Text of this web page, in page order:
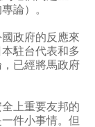
論）。
政府的反應來
駐台代表和多
已經將馬政府
上重要友邦的
件小事情。但